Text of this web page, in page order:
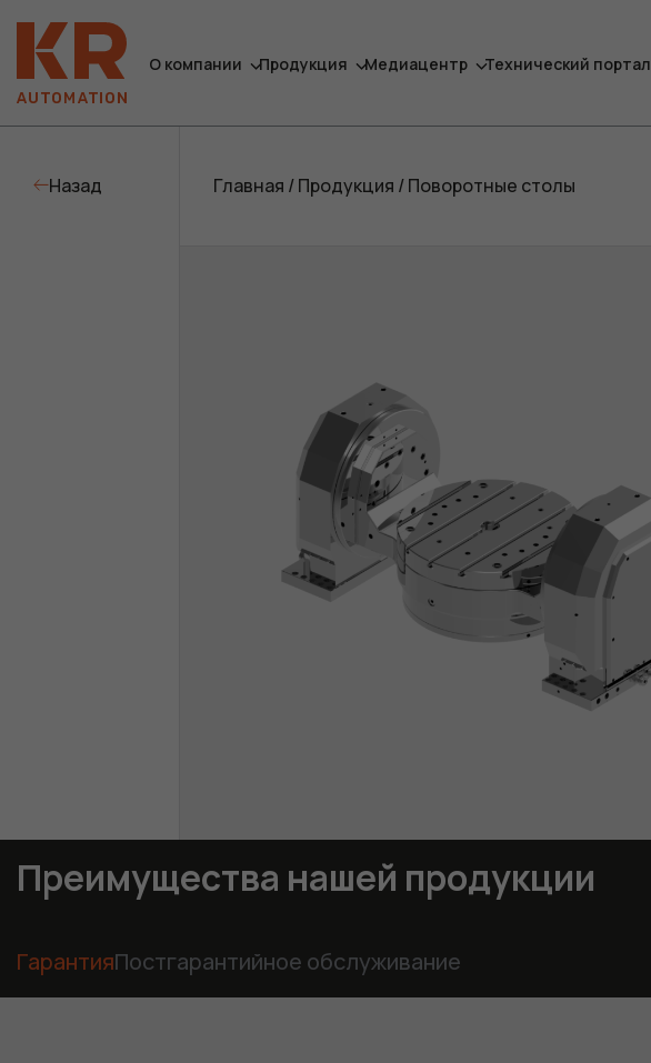
О компании Продукция Медиацентр Технический портал
Назад Главная /Продукция /Поворотные столы
Преимущества нашей продукции
ГарантияПостгарантийное обслуживание